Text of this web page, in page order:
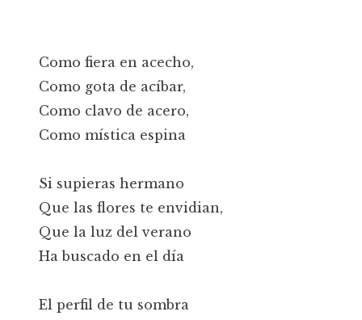
Como fiera en acecho,
Como gota de acíbar,
Como clavo de acero,
Como mística espina
Si supieras hermano
Que las flores te envidian,
Que la luz del verano
Ha buscado en el día
El perfil de tu sombra